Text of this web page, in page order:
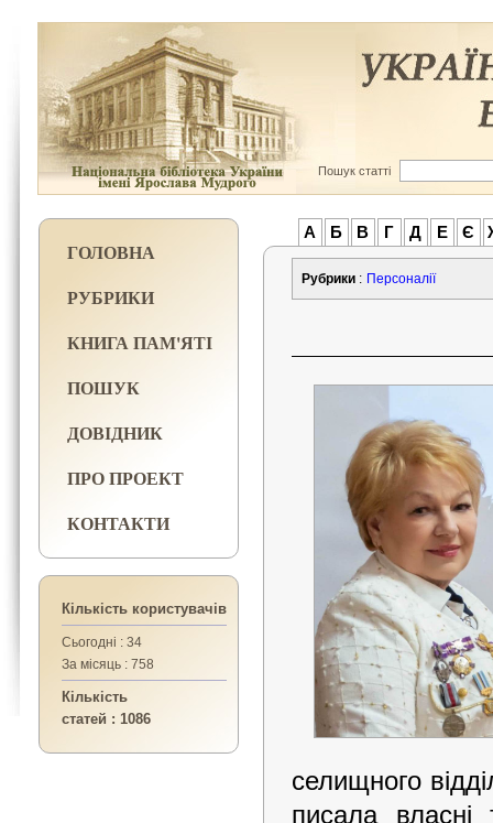
Пошук статті
ГОЛОВНА
РУБРИКИ
КНИГА ПАМ'ЯТІ
ПОШУК
ДОВІДНИК
ПРО ПРОЕКТ
КОНТАКТИ
Кількість користувачів
Сьогодні : 34
За місяць : 758
Кількість
статей : 1086
А Б В Г Д Е Є
Рубрики : Персоналії
селищного
писала власні